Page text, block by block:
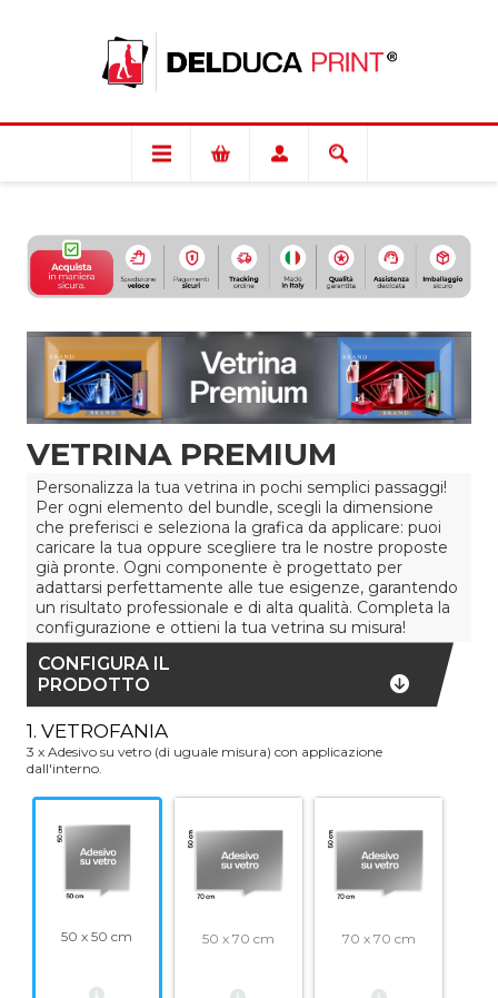
VETRINA PREMIUM
Personalizza la tua vetrina in pochi semplici passaggi!
Per ogni elemento del bundle, scegli la dimensione
che preferisci e seleziona la grafica da applicare: puoi
caricare la tua oppure scegliere tra le nostre proposte
già pronte. Ogni componente è progettato per
adattarsi perfettamente alle tue esigenze, garantendo
un risultato professionale e di alta qualità. Completa la
configurazione e ottieni la tua vetrina su misura!
CONFIGURA IL
PRODOTTO
1. VETROFANIA
3 x Adesivo su vetro (di uguale misura) con applicazione
dall'interno.
50 x 50 cm 50 x 70 cm 70 x 70 cm